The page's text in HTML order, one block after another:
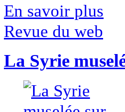
En savoir plus
Revue du web
La Syrie